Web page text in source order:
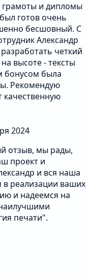
грамоты и дипломы
готов очень
бесшовный. С
Александр
четкий
высоте - тексты
бонусом была
Рекомендую
2024
отзыв, мы рады,
проект и
и вся наша
реализации ваших
и надеемся на
печати".